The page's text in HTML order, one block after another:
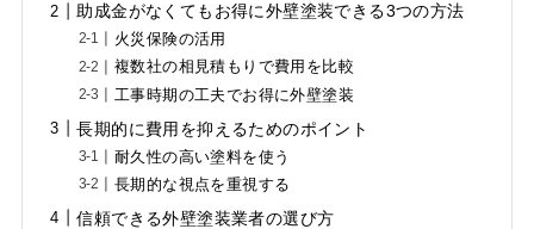
助成金がなくてもお得に外壁塗装できる3つの方法
火災保険の活用
複数社の相見積もりで費用を比較
工事時期の工夫でお得に外壁塗装
長期的に費用を抑えるためのポイント
耐久性の高い塗料を使う
長期的な視点を重視する
信頼できる外壁塗装業者の選び方